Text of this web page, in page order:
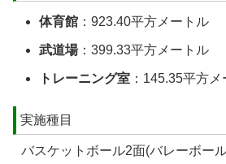
体育館 ：923.40平方メートル
武道場：399.33平方メートル
トレーニング室 ：145.35平方
実施種目
バスケットボール2面(バレーボー